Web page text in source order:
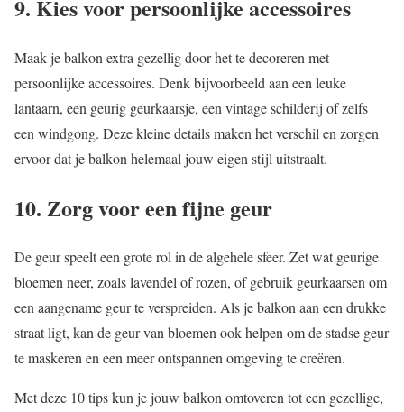
9. Kies voor persoonlijke accessoires
Maak je balkon extra gezellig door het te decoreren met
persoonlijke accessoires. Denk bijvoorbeeld aan een leuke
lantaarn, een geurig geurkaarsje, een vintage schilderij of zelfs
een windgong. Deze kleine details maken het verschil en zorgen
ervoor dat je balkon helemaal jouw eigen stijl uitstraalt.
10. Zorg voor een fijne geur
De geur speelt een grote rol in de algehele sfeer. Zet wat geurige
bloemen neer, zoals lavendel of rozen, of gebruik geurkaarsen om
een aangename geur te verspreiden. Als je balkon aan een drukke
straat ligt, kan de geur van bloemen ook helpen om de stadse geur
te maskeren en een meer ontspannen omgeving te creëren.
Met deze 10 tips kun je jouw balkon omtoveren tot een gezellige,